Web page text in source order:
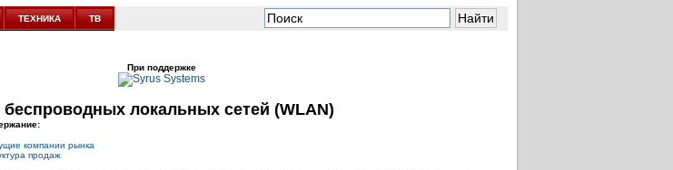
новых условиях
ТЕХНИКА ТВ
При поддержке
локальных сетей (WLAN)
компании рынка
продаж